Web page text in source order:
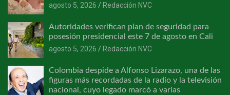
agosto 5, 2026
Redacción NVC
Autoridades verifican plan de seguridad para
posesión presidencial este 7 de agosto en Cali
agosto 5, 2026
Redacción NVC
Colombia despide a Alfonso Lizarazo, una de las
figuras más recordadas de la radio y la televisión
nacional, cuyo legado marcó a varias